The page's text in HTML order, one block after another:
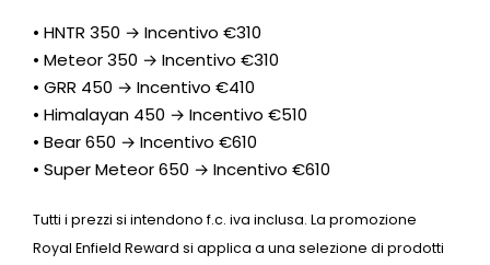
• HNTR 350 → Incentivo €310
• Meteor 350 → Incentivo €310
• GRR 450 → Incentivo €410
• Himalayan 450 → Incentivo €510
• Bear 650 → Incentivo €610
• Super Meteor 650 → Incentivo €610
Tutti i prezzi si intendono f.c. iva inclusa. La promozione
Royal Enfield Reward si applica a una selezione di prodotti